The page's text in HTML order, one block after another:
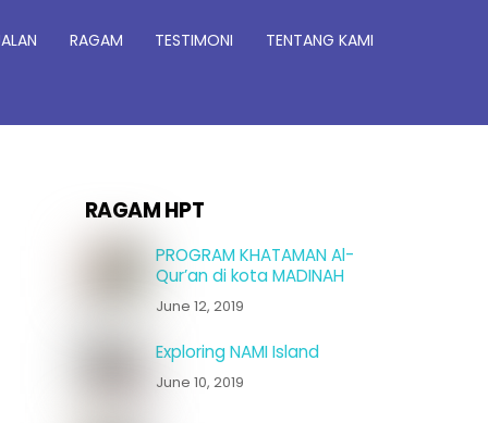
RAGAM TESTIMONI TENTANG KAMI
RAGAM HPT
PROGRAM KHATAMAN Al-
Qur’an di kota MADINAH
June 12, 2019
Exploring NAMI Island
June 10, 2019